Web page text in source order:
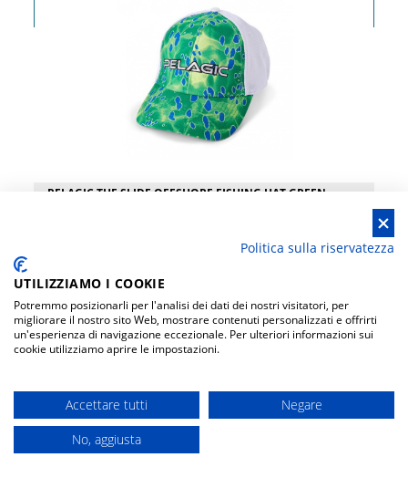
PELAGIC THE SLIDE OFFSHORE FISHING HAT GREEN
NON DISPONIBILE
Ricamo laterale con logo gamefish personalizzato Pannelli posteriori in
traspirante Tesa curva Taglia unica Materiale: 33% catione 29%
Politica sulla riservatezza
UTILIZZIAMO I COOKIE
Potremmo posizionarli per l'analisi dei dati dei nostri visitatori, per
migliorare il nostro sito Web, mostrare contenuti personalizzati e offrirti
un'esperienza di navigazione eccezionale. Per ulteriori informazioni sui
cookie utilizziamo aprire le impostazioni.
Accettare tutti
Negare
No, aggiusta